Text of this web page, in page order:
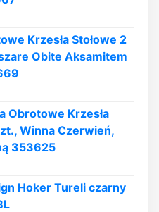
Krzesła Stołowe 2
Obite Aksamitem
Obrotowe Krzesła
Winna Czerwień,
353625
Hoker Tureli czarny